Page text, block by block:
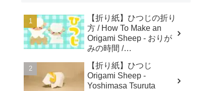
【折り紙】ひつじの折り
方 / How To Make an
Origami Sheep - おりが
みの時間 /
【折り紙】ひつじ
Origami Sheep -
Yoshimasa Tsuruta